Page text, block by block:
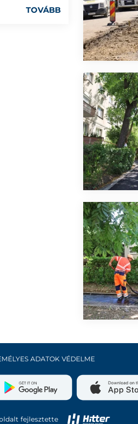
TOVÁBB
ADATOK VÉDELME
fejlesztette